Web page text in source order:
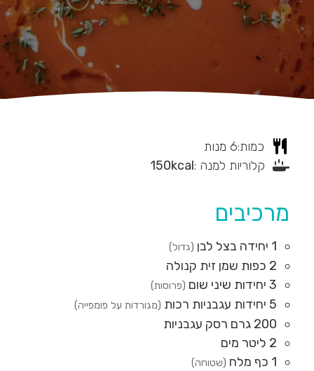
כמות:6 מנות
קלוריות למנה :
150kcal
מרכיבים
1 יחידה בצל לבן (גדול)
2 כפות שמן זית קנולה
3 יחידות שיני שום (פרוסות)
5 יחידות עגבניות רכות (מגורדות על פומפייה)
200 גרם רסק עגבניות
2 ליטר מים
1 כף מלח (שטוחה)